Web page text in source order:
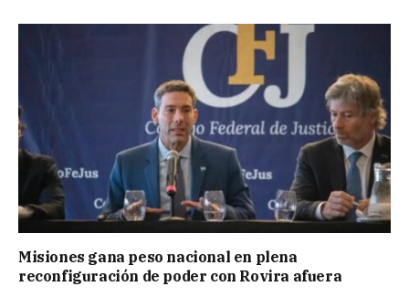
Misiones gana peso nacional en plena
reconfiguración de poder con Rovira afuera